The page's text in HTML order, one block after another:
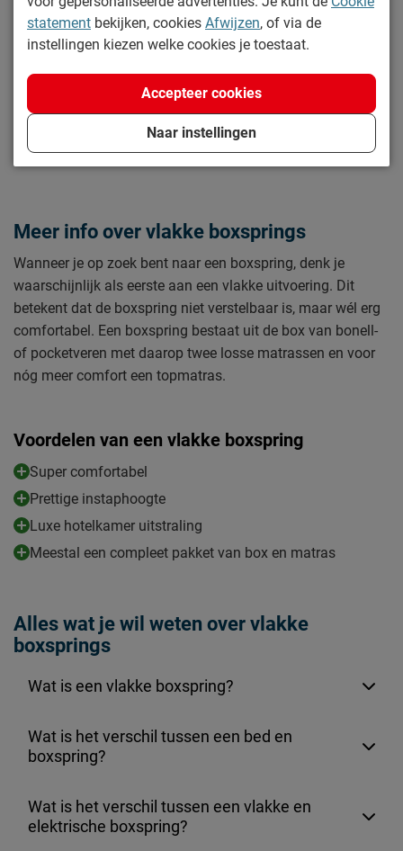
In winkelwagen
Meer info over vlakke boxsprings
Wanneer je op zoek bent naar een boxspring, denk je
waarschijnlijk als eerste aan een vlakke uitvoering. Dit
betekent dat de boxspring niet verstelbaar is, maar wél erg
comfortabel. Een boxspring bestaat uit de box van bonell-
of pocketveren met daarop twee losse matrassen en voor
nóg meer comfort een topmatras.
Voordelen van een vlakke boxspring
Super comfortabel
Prettige instaphoogte
Luxe hotelkamer uitstraling
Meestal een compleet pakket van box en matras
Alles wat je wil weten over vlakke
boxsprings
Wat is een vlakke boxspring?
Wat is het verschil tussen een bed en
boxspring?
Wat is het verschil tussen een vlakke en
elektrische boxspring?
statement bekijken, cookies Afwijzen, of via de
instellingen kiezen welke cookies je toestaat.
Naar instellingen
Accepteer cookies